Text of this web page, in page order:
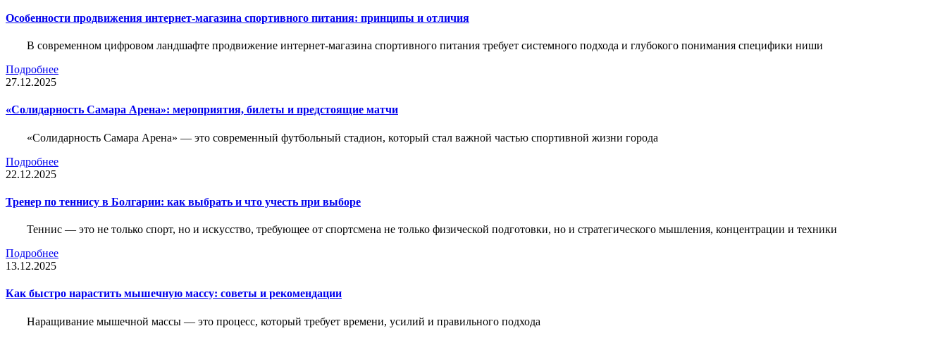
Особенности продвижения интернет-магазина спортивного питания: принципы и отличия
В современном цифровом ландшафте продвижение интернет-магазина спортивного питания требует системного подхода и глубокого понимания специфики ниши
Подробнее
27.12.2025
«Солидарность Самара Арена»: мероприятия, билеты и предстоящие матчи
«Солидарность Самара Арена» — это современный футбольный стадион, который стал важной частью спортивной жизни города
Подробнее
22.12.2025
Тренер по теннису в Болгарии: как выбрать и что учесть при выборе
Теннис — это не только спорт, но и искусство, требующее от спортсмена не только физической подготовки, но и стратегического мышления, концентрации и техники
Подробнее
13.12.2025
Как быстро нарастить мышечную массу: советы и рекомендации
Наращивание мышечной массы — это процесс, который требует времени, усилий и правильного подхода